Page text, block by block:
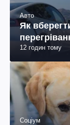
Авто
Як
12 годин тому
Соціум